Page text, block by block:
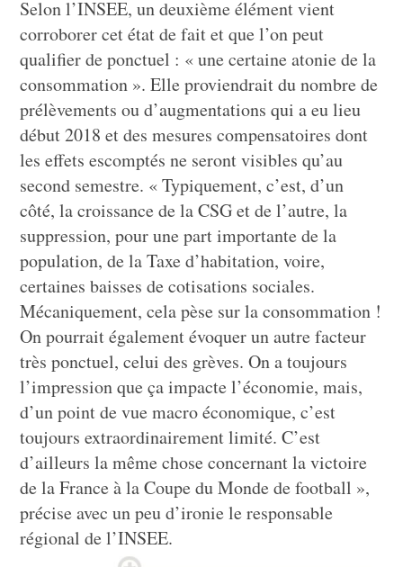
Selon l’INSEE, un deuxième élément vient
corroborer cet état de fait et que l’on peut
qualifier de ponctuel : « une certaine atonie de la
consommation ». Elle proviendrait du nombre de
prélèvements ou d’augmentations qui a eu lieu
début 2018 et des mesures compensatoires dont
les effets escomptés ne seront visibles qu’au
second semestre. « Typiquement, c’est, d’un
côté, la croissance de la CSG et de l’autre, la
suppression, pour une part importante de la
population, de la Taxe d’habitation, voire,
certaines baisses de cotisations sociales.
Mécaniquement, cela pèse sur la consommation !
On pourrait également évoquer un autre facteur
très ponctuel, celui des grèves. On a toujours
l’impression que ça impacte l’économie, mais,
d’un point de vue macro économique, c’est
toujours extraordinairement limité. C’est
d’ailleurs la même chose concernant la victoire
de la France à la Coupe du Monde de football »,
précise avec un peu d’ironie le responsable
régional de l’INSEE.